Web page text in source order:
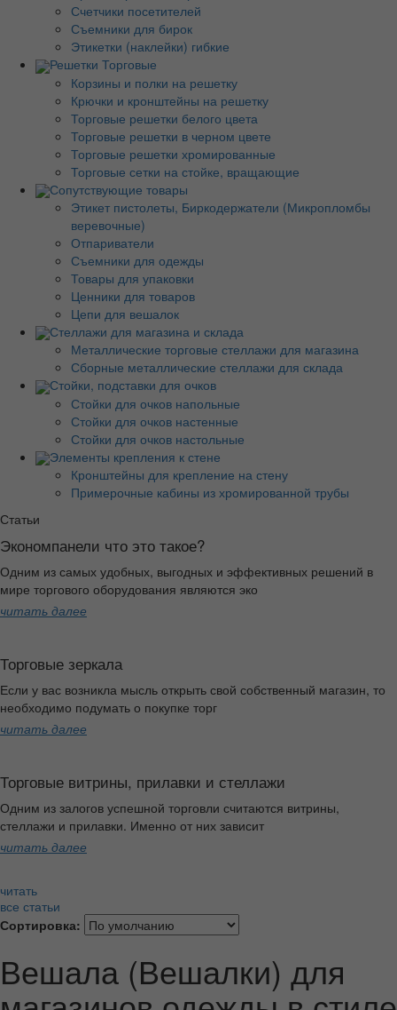
Счетчики посетителей
Съемники для бирок
Этикетки (наклейки) гибкие
Решетки Торговые
Корзины и полки на решетку
Крючки и кронштейны на решетку
Торговые решетки белого цвета
Торговые решетки в черном цвете
Торговые решетки хромированные
Торговые сетки на стойке, вращающие
Сопутствующие товары
Этикет пистолеты, Биркодержатели (Микропломбы
веревочные)
Отпариватели
Съемники для одежды
Товары для упаковки
Ценники для товаров
Цепи для вешалок
Стеллажи для магазина и склада
Металлические торговые стеллажи для магазина
Сборные металлические стеллажи для склада
Стойки, подставки для очков
Стойки для очков напольные
Стойки для очков настенные
Стойки для очков настольные
Элементы крепления к стене
Кронштейны для крепление на стену
Примерочные кабины из хромированной трубы
Статьи
Экономпанели что это такое?
Одним из самых удобных, выгодных и эффективных решений в
мире торгового оборудования являются эко
читать далее
Торговые зеркала
Если у вас возникла мысль открыть свой собственный магазин, то
необходимо подумать о покупке торг
читать далее
Торговые витрины, прилавки и стеллажи
Одним из залогов успешной торговли считаются витрины,
стеллажи и прилавки. Именно от них зависит
читать далее
читать
все статьи
Сортировка:
Вешала (Вешалки) для